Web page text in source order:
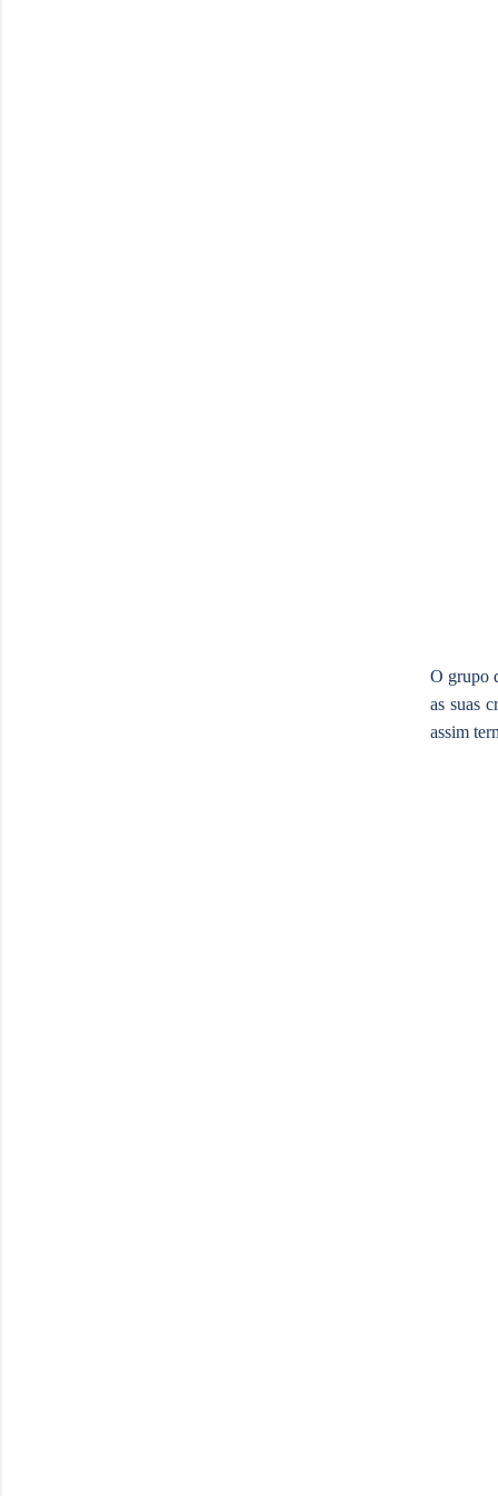
O grupo
as suas
assim